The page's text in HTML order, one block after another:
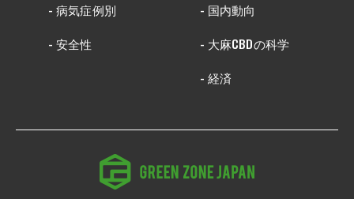
- 病気症例別
- 安全性
- 国内動向
- 大麻CBDの科学
- 経済